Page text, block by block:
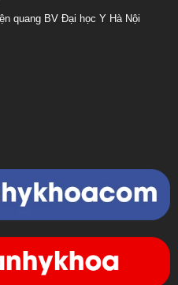
quang BV Đại học Y Hà Nội